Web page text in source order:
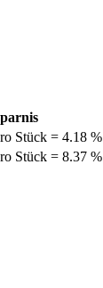
Stück = 4.18 %
Stück = 8.37 %